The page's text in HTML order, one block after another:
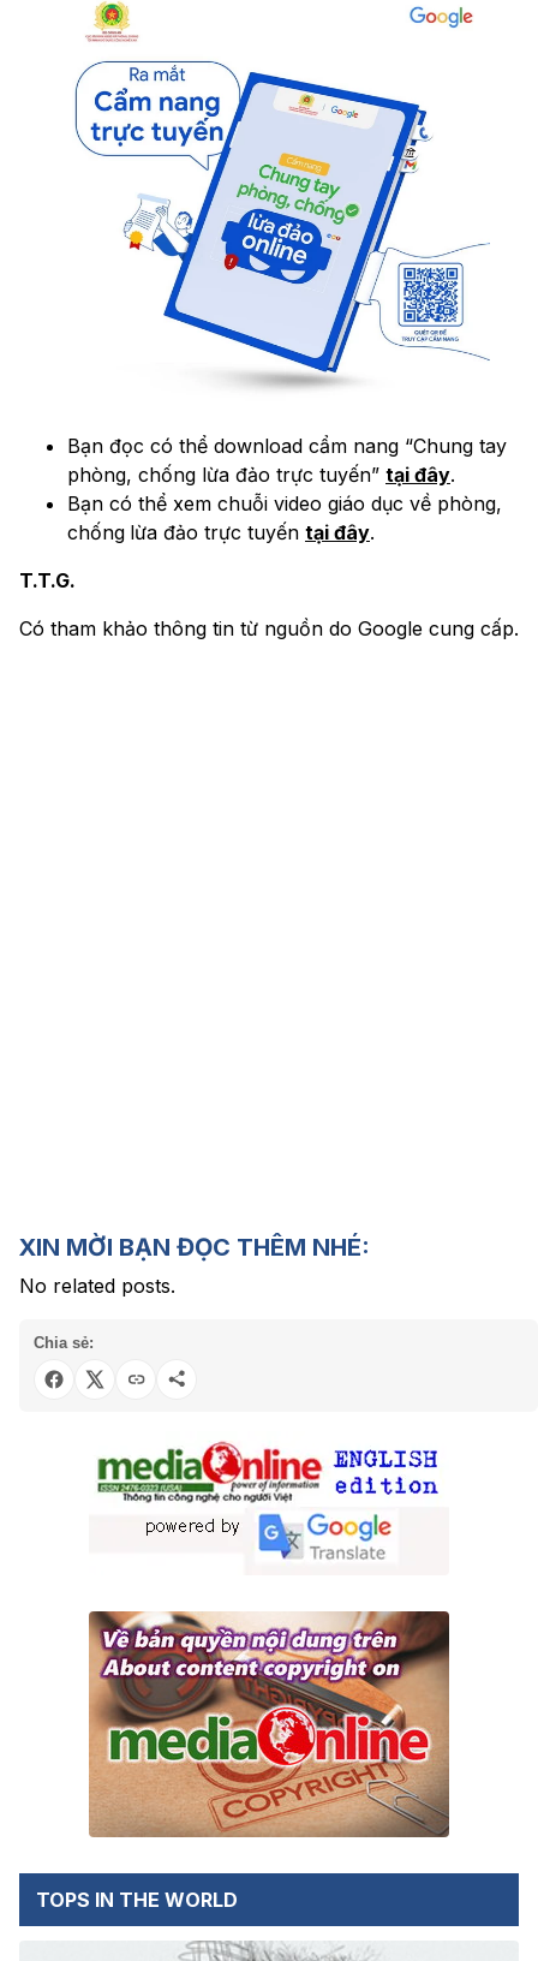
Bạn đọc có thể download cẩm nang “Chung tay
phòng, chống lừa đảo trực tuyến” tại đây.
Bạn có thể xem chuỗi video giáo dục về phòng,
chống lừa đảo trực tuyến tại đây.
T.T.G.
Có tham khảo thông tin từ nguồn do Google cung cấp.
XIN MỜI BẠN ĐỌC THÊM NHÉ:
No related posts.
Chia sẻ:
TOPS IN THE WORLD